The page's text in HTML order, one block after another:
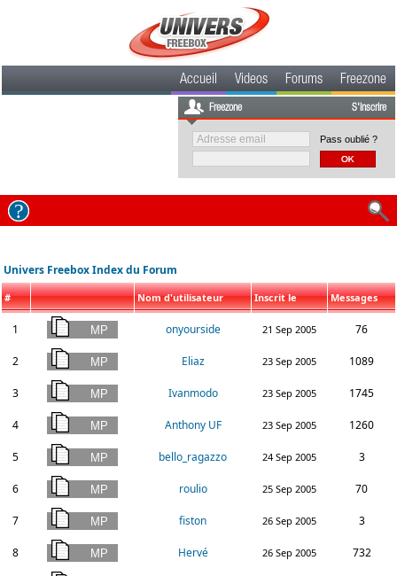
Accueil Videos Forums Freezone
Freezone S'inscrire
Pass oublié ?
Univers Freebox Index du Forum
# Nom d'utilisateur Inscrit le Messages
1 onyourside 21 Sep 2005 76
2 Eliaz 23 Sep 2005 1089
3 Ivanmodo 23 Sep 2005 1745
4 Anthony UF 23 Sep 2005 1260
5 bello_ragazzo 24 Sep 2005 3
6 roulio 25 Sep 2005 70
7 fiston 26 Sep 2005 3
8 Hervé 26 Sep 2005 732